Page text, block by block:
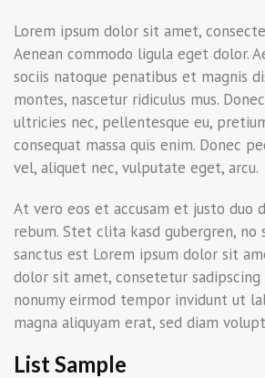
Lorem ipsum dolor sit amet,
Aenean commodo ligula eget dolor.
sociis natoque penatibus et magnis
montes, nascetur ridiculus mus.
ultricies nec, pellentesque eu,
consequat massa quis enim. Donec
vel, aliquet nec, vulputate eget, arcu.
At vero eos et accusam et justo duo
rebum. Stet clita kasd gubergren, no
sanctus est Lorem ipsum dolor sit
dolor sit amet, consetetur sadipscing
nonumy eirmod tempor invidunt ut
magna aliquyam erat, sed diam
List Sample